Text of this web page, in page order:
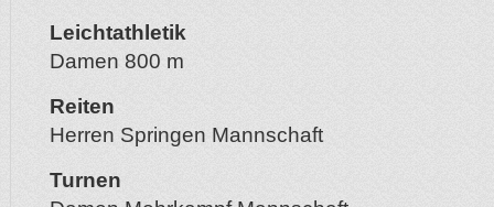
Leichtathletik
Damen 800 m
Reiten
Herren Springen Mannschaft
Turnen